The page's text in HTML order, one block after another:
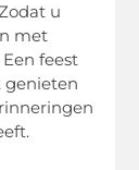
u
met
feest
genieten